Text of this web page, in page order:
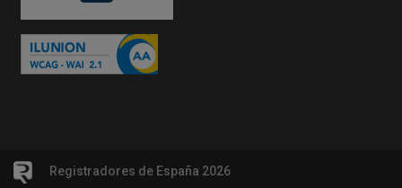
Registradores de España 2026